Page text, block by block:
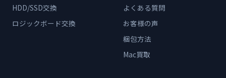
HDD/SSD交換
ロジックボード交換
よくある質問
お客様の声
梱包方法
Mac買取